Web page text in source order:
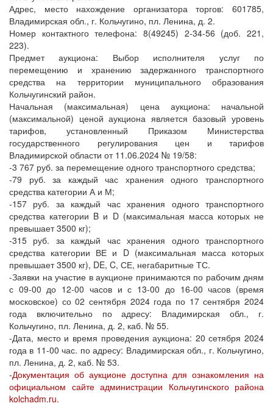
Адрес, место нахождение организатора торгов: 601785,
Владимирская обл., г. Кольчугино, пл. Ленина, д. 2.
Номер контактного телефона: 8(49245) 2-34-56 (доб. 221,
223).
Предмет аукциона: Выбор исполнителя услуг по
перемещению и хранению задержанного транспортного
средства на территории муниципального образования
Кольчугинский район.
Начальная (максимальная) цена аукциона: начальной
(максимальной) ценой аукциона является базовый уровень
тарифов, установленный Приказом Министерства
государственного регулирования цен и тарифов
Владимирской области от 11.06.2024 № 19/58:
-3 767 руб. за перемещение одного транспортного средства;
-79 руб. за каждый час хранения одного транспортного
средства категории А и М;
-157 руб. за каждый час хранения одного транспортного
средства категории B и D (максимальная масса которых не
превышает 3500 кг);
-315 руб. за каждый час хранения одного транспортного
средства категории ВЕ и D (максимальная масса которых
превышает 3500 кг), DE, C, СЕ, негабаритные ТС.
-Заявки на участие в аукционе принимаются по рабочим дням
с 09-00 до 12-00 часов и с 13-00 до 16-00 часов (время
московское) со 02 сентября 2024 года по 17 сентября 2024
года включительно по адресу: Владимирская обл., г.
Кольчугино, пл. Ленина, д. 2, каб. № 55.
-Дата, место и время проведения аукциона: 20 сетября 2024
года в 11-00 час. по адресу: Владимирская обл., г. Кольчугино,
пл. Ленина, д. 2, каб. № 53.
-Документация об аукционе доступна для ознакомления на
официальном сайте администрации Кольчугинского района
kolchadm.ru.